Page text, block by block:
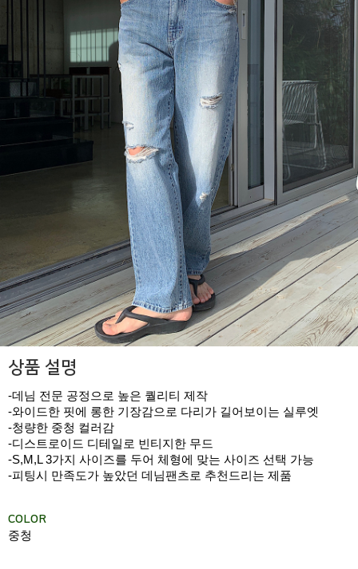
상품 설명
-데님 전문 공정으로 높은 퀄리티 제작
-와이드한 핏에 롱한 기장감으로 다리가 길어보이는 실루엣
-청량한 중청 컬러감
-디스트로이드 디테일로 빈티지한 무드
-S,M,L 3가지 사이즈를 두어 체형에 맞는 사이즈 선택 가능
-피팅시 만족도가 높았던 데님팬츠로 추천드리는 제품
COLOR
중청